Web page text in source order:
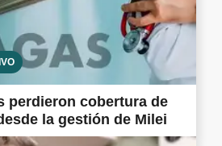
perdieron cobertura de
la gestión de Milei